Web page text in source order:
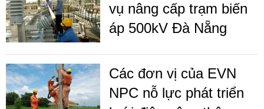
vụ nâng cấp trạm biến
áp 500kV Đà Nẵng
Các đơn vị của EVN
NPC nỗ lực phát triển